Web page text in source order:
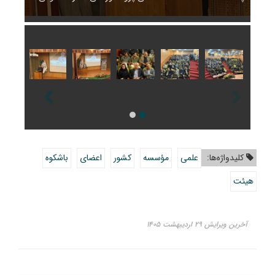
کلیدواژه‌ها: علمی مؤسسه کشور اعضای
باشکوه
هیئت
آخرین ویرایش ۲۹ اردیبهشت ۱۴۰۵